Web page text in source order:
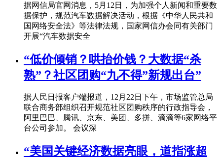
据网信局官网消息，5月12日，为加强个人新闻和重要数
据保护，规范汽车数据解决活动，根据《中华人民共和
国网络安全法》等法律法规，国家网信办会同有关部门
开展“汽车数据安全
“低价倾销？哄抬价钱？大数据“杀
熟”？社区团购“九不得”新规出台”
据人民日报客户端报道，12月22日下午，市场监管总局
联合商务部组织召开规范社区团购秩序的行政指导会，
阿里巴巴、腾讯、京东、美团、多拼、滴滴等6家网络平
台公司参加。 会议深
“美国关键经济数据亮眼，道指涨超